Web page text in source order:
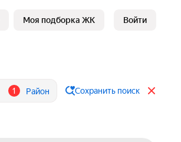
Моя подборка ЖК Войти
1 Район Сохранить поиск